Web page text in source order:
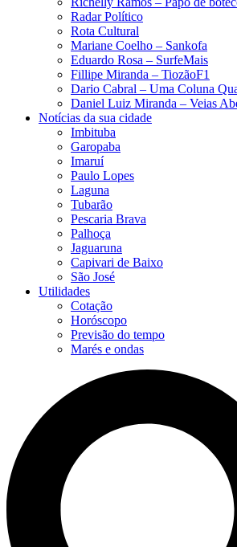
Radar Político
Rota Cultural
Mariane Coelho – Sankofa
Eduardo Rosa​ – SurfeMais
Fillipe Miranda – TiozãoF1
Dario Cabral – Uma Coluna
Daniel Luiz Miranda – Veias
Notícias da sua cidade
Imbituba
Garopaba
Imaruí
Paulo Lopes
Laguna
Tubarão
Pescaria Brava
Palhoça
Jaguaruna
Capivari de Baixo
São José
Utilidades
Cotação
Horóscopo
Previsão do tempo
Marés e ondas